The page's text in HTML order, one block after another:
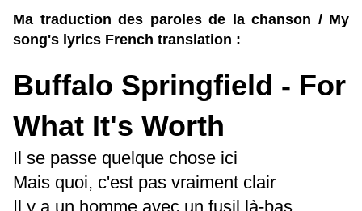
Ma traduction des paroles de la chanson / My
song's lyrics French translation :
Buffalo Springfield - For
What It's Worth
Il se passe quelque chose ici
Mais quoi, c'est pas vraiment clair
Il y a un homme avec un fusil là-bas